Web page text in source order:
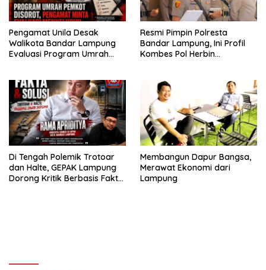
Pengamat Unila Desak
Walikota Bandar Lampung
Evaluasi Program Umrah
Resmi Pimpin Polresta
Bandar Lampung, Ini Profil
Kombes Pol Herbin
Di Tengah Polemik Trotoar
dan Halte, GEPAK Lampung
Dorong Kritik Berbasis Fakta
Membangun Dapur Bangsa,
Merawat Ekonomi dari
Lampung